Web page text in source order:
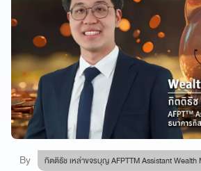
By กิตติธัช เหล่าขจรบุญ AFPTTM Assistant Wealth